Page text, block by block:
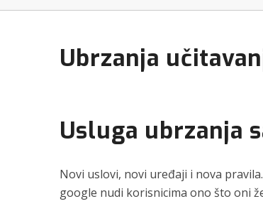
Ubrzanja
Usluga ubrzanja
Novi uslovi, novi uređaji i nova
google nudi korisnicima ono što oni